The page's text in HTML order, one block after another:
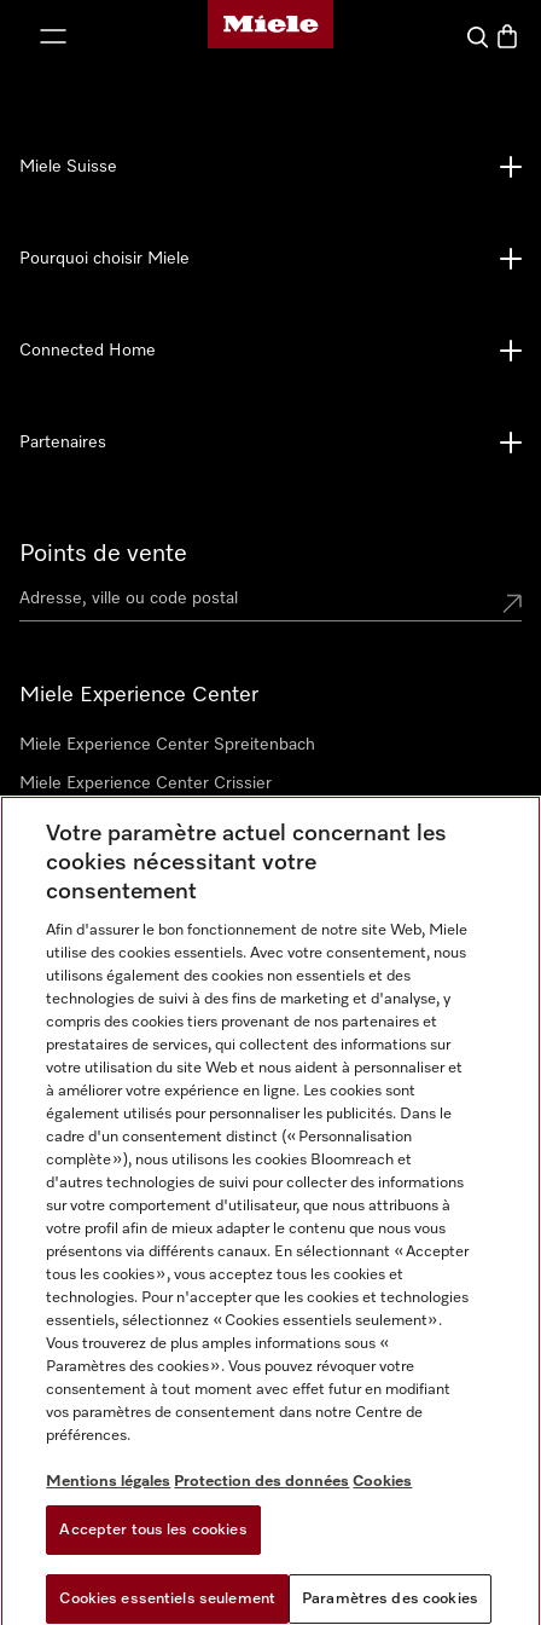
Page d'accueil de Miele
Search
Points de vente
Miele Experience Center
Miele Experience Center Spreitenbach
Miele Experience Center Crissier
Newsletter
Langue
FRANÇAIS
Miele Suisse
Pourquoi choisir Miele
Connected Home
Partenaires
Mentions légales
CGV
Protection des données
Paramètres des cookies
Miele sur Youtube
Votre paramètre actuel concernant les
cookies nécessitant votre
consentement
Afin d'assurer le bon fonctionnement de notre site Web, Miele
utilise des cookies essentiels. Avec votre consentement, nous
utilisons également des cookies non essentiels et des
technologies de suivi à des fins de marketing et d'analyse, y
compris des cookies tiers provenant de nos partenaires et
prestataires de services, qui collectent des informations sur
votre utilisation du site Web et nous aident à personnaliser et
à améliorer votre expérience en ligne. Les cookies sont
également utilisés pour personnaliser les publicités. Dans le
cadre d'un consentement distinct (« Personnalisation
complète »), nous utilisons les cookies Bloomreach et
d'autres technologies de suivi pour collecter des informations
sur votre comportement d'utilisateur, que nous attribuons à
votre profil afin de mieux adapter le contenu que nous vous
présentons via différents canaux. En sélectionnant « Accepter
tous les cookies », vous acceptez tous les cookies et
technologies. Pour n'accepter que les cookies et technologies
essentiels, sélectionnez « Cookies essentiels seulement».
Vous trouverez de plus amples informations sous «
Paramètres des cookies ». Vous pouvez révoquer votre
consentement à tout moment avec effet futur en modifiant
vos paramètres de consentement dans notre Centre de
préférences.
Mentions légales Protection des données Cookies
Accepter tous les cookies
Cookies essentiels seulement Paramètres des cookies